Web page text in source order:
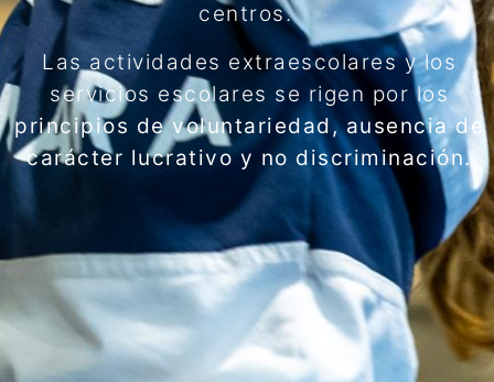
centros.
Las actividades extraescolares y los
servicios escolares se rigen por los
principios de voluntariedad, ausencia de
carácter lucrativo y no discriminación.